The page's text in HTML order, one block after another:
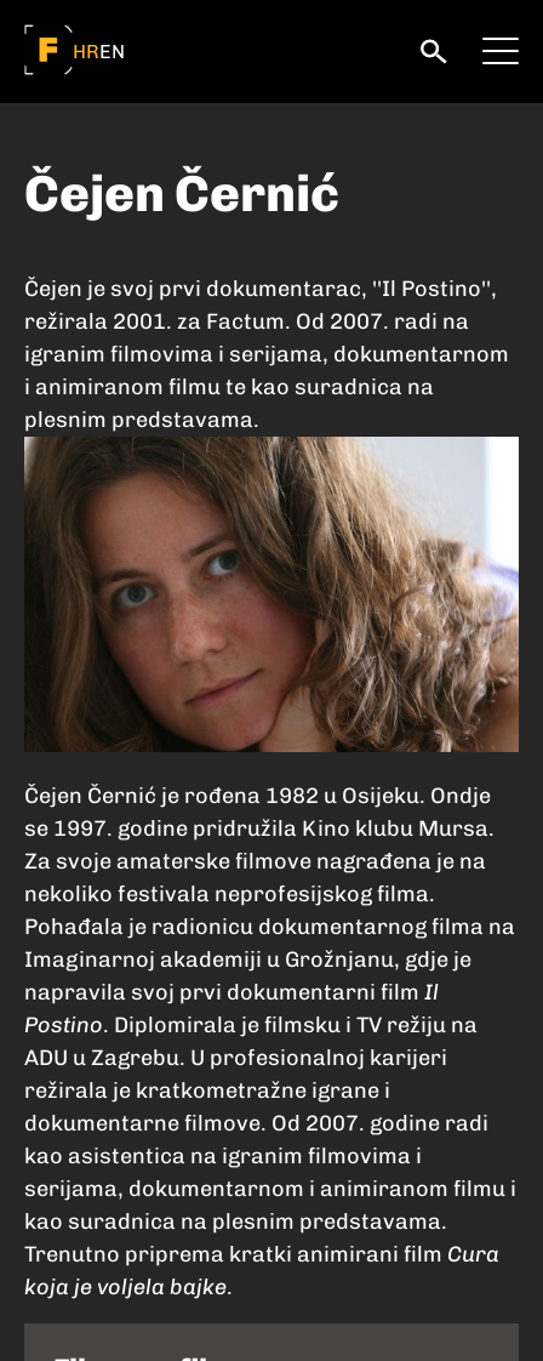
HREN
Čejen Černić
Čejen je svoj prvi dokumentarac, ''Il Postino'',
režirala 2001. za Factum. Od 2007. radi na
igranim filmovima i serijama, dokumentarnom
i animiranom filmu te kao suradnica na
plesnim predstavama.
Čejen Černić je rođena 1982 u Osijeku. Ondje
se 1997. godine pridružila Kino klubu Mursa.
Za svoje amaterske filmove nagrađena je na
nekoliko festivala neprofesijskog filma.
Pohađala je radionicu dokumentarnog filma na
Imaginarnoj akademiji u Grožnjanu, gdje je
napravila svoj prvi dokumentarni film Il
Postino. Diplomirala je filmsku i TV režiju na
ADU u Zagrebu. U profesionalnoj karijeri
režirala je kratkometražne igrane i
dokumentarne filmove. Od 2007. godine radi
kao asistentica na igranim filmovima i
serijama, dokumentarnom i animiranom filmu i
kao suradnica na plesnim predstavama.
Trenutno priprema kratki animirani film Cura
koja je voljela bajke.